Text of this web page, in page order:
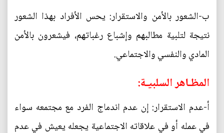
ب-الشعور بالأمن والاستقرار: يحس الأفراد بهذا الشعور
نتيجة لتلبية مطالبهم وإشباع رغباتهم، فيشعرون بالأمن
المادي والنفسي والاجتماعي.
المظـاهر السلبيـة:
أ-عدم الاستقرار: إن عدم اندماج الفرد مع مجتمعه سواء
في عمله أو في علاقاته الاجتماعية يجعله يعيش في عدم